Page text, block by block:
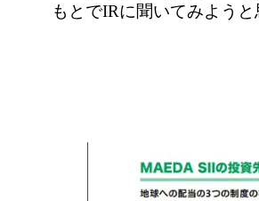
もとでIRに聞いてみようと